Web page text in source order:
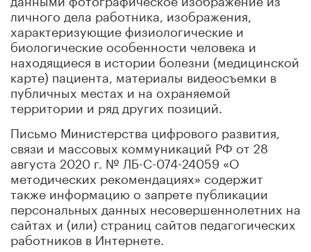
личного дела работника, изображения,
характеризующие физиологические и
биологические особенности человека и
находящиеся в истории болезни (медицинской
карте) пациента, материалы видеосъемки в
публичных местах и на охраняемой
территории и ряд других позиций.
Письмо Министерства цифрового развития,
связи и массовых коммуникаций РФ от 28
августа 2020 г. № ЛБ-С-074-24059 «О
методических рекомендациях» содержит
также информацию о запрете публикации
персональных данных несовершеннолетних на
сайтах и (или) страниц сайтов педагогических
работников в Интернете.